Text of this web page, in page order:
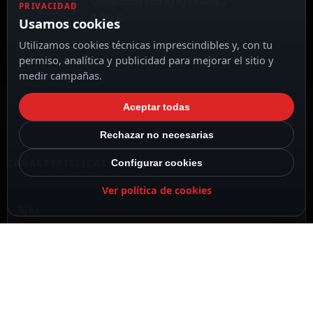
6,83€
CARACTERÍSTICAS DESTACADAS
VER TODAS LAS CARACTERÍSTICAS
PRIVACIDAD
Usamos cookies
Utilizamos cookies técnicas imprescindibles y, con tu
permiso, analítica y publicidad para mejorar el sitio y
medir campañas.
Aceptar todas
Rechazar no necesarias
Configurar cookies
Ver política de cookies